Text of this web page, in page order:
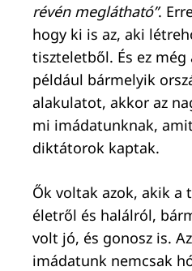
révén meglátható”.
hogy ki is az, aki
tiszteletből. És ez
például bármelyik
alakulatot, akkor az
mi imádatunknak,
diktátorok kaptak.
Ők voltak azok, akik
életről és halálról,
volt jó, és gonosz is.
imádatunk nemcsak